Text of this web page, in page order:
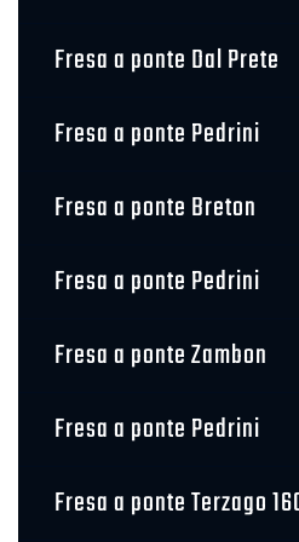
Fresa a ponte Dal Prete
Fresa a ponte Pedrini
Fresa a ponte Breton
Fresa a ponte Pedrini
Fresa a ponte Zambon
Fresa a ponte Pedrini
Fresa a ponte Terzago